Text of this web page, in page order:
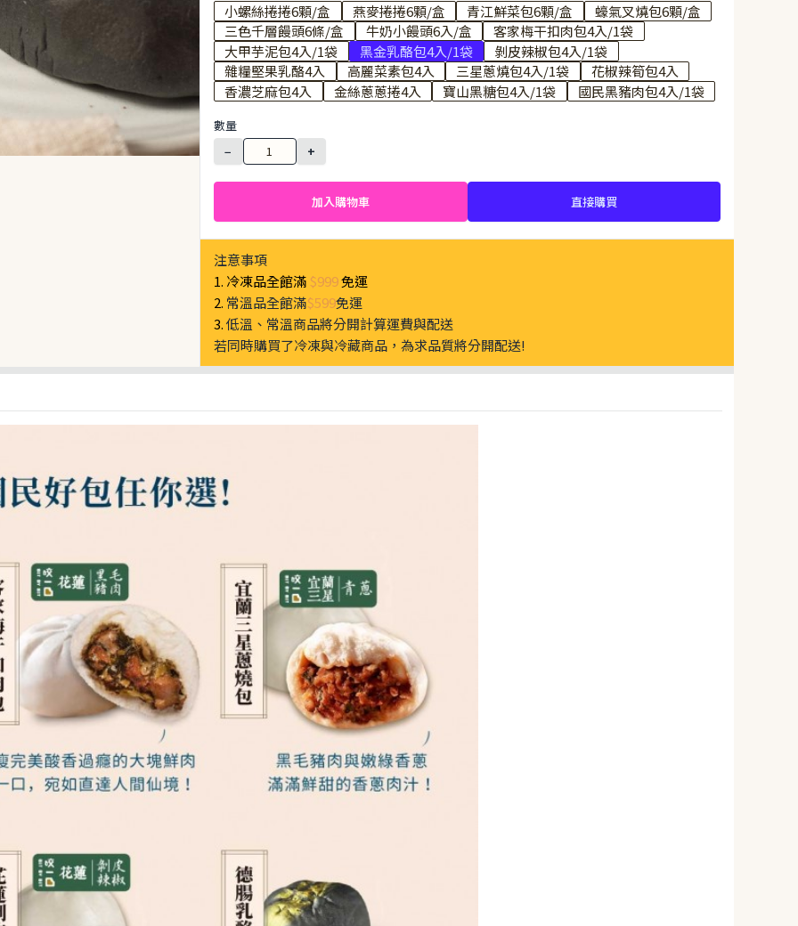
小螺絲捲捲6顆/盒 燕麥捲捲6顆/盒 青江鮮菜包6顆/盒
蠔氣叉燒包6顆/盒
三色千層饅頭6條/盒
牛奶小饅頭6入/盒
客家梅干扣肉包4入/1袋
大甲芋泥包4入/1袋
黑金乳酪包4入/1袋
剝皮辣椒包4入/1袋
雜糧堅果乳酪4入
高麗菜素包4入 三星蔥燒包4入/1袋
花椒辣筍包4入
香濃芝麻包4入
金絲蔥蔥捲4入 寶山黑糖包4入/1袋 國民黑豬肉包4入/1袋
數量
−
+
加入購物車 直接購買
注意事項
1. 冷凍品全館滿 $999免運
2. 常溫品全館滿$599免運
3.低溫、常溫商品將分開計算運費與配送
若同時購買了冷凍與冷藏商品，為求品質將分開配送!